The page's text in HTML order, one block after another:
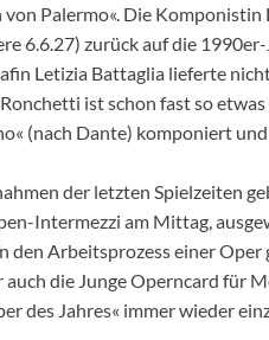
Palermo«. Die
6.6.27) zurück auf die
Letizia Battaglia lieferte
ist schon fast so
(nach Dante) komponiert
der letzten Spielzeiten
Intermezzi am Mittag,
den Arbeitsprozess einer Oper
die Junge Operncard für
des Jahres« immer wieder